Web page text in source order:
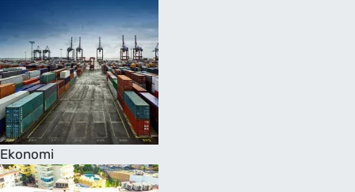
Ekonomi